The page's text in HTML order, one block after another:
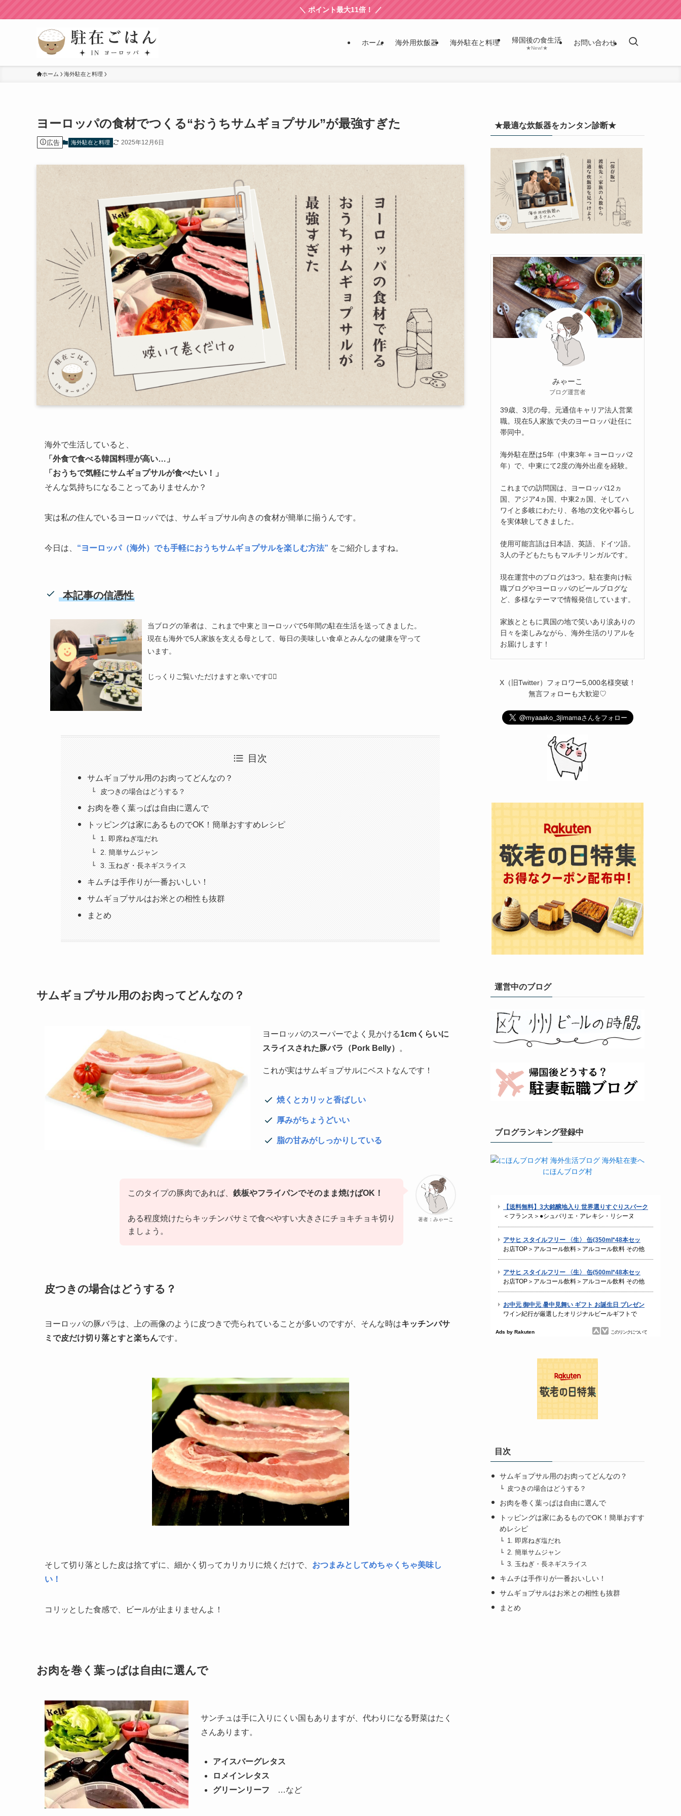
＼ ポイント最大11倍！ ／
ホーム 海外用炊飯器 海外駐在と料理 帰国後の食生活
★New!★
お問い合わせ
ホーム 海外駐在と料理
ヨーロッパの食材でつくる“おうちサムギョプサル”が最強すぎた
広告 海外駐在と料理 2025年12月6日
海外で生活していると、
「外食で食べる韓国料理が高い…」
「おうちで気軽にサムギョプサルが食べたい！」
そんな気持ちになることってありませんか？
実は私の住んでいるヨーロッパでは、サムギョプサル向きの食材が簡単に揃うんです。
今日は、 “ヨーロッパ（海外）でも手軽におうちサムギョプサルを楽しむ方法” をご紹介しますね。
本記事の信憑性
当ブログの筆者は、これまで中東とヨーロッパで5年間の駐在生活を送ってきました。
現在も海外で5人家族を支える母として、毎日の美味しい食卓とみんなの健康を守って
います。
じっくりご覧いただけますと幸いです🙇‍♀️
目次
サムギョプサル用のお肉ってどんなの？
皮つきの場合はどうする？
お肉を巻く葉っぱは自由に選んで
トッピングは家にあるものでOK！簡単おすすめレシピ
1. 即席ねぎ塩だれ
2. 簡単サムジャン
3. 玉ねぎ・長ネギスライス
キムチは手作りが一番おいしい！
サムギョプサルはお米との相性も抜群
まとめ
サムギョプサル用のお肉ってどんなの？
ヨーロッパのスーパーでよく見かける1cmくらいに
スライスされた豚バラ（Pork Belly） 。
これが実はサムギョプサルにベストなんです！
焼くとカリッと香ばしい
厚みがちょうどいい
脂の甘みがしっかりしている
著者：みゃーこ
このタイプの豚肉であれば、 鉄板やフライパンでそのまま焼けばOK！
ある程度焼けたらキッチンバサミで食べやすい大きさにチョキチョキ切り
ましょう。
皮つきの場合はどうする？
ヨーロッパの豚バラは、上の画像のように皮つきで売られていることが多いのですが、そんな時はキッチンバサ
ミで皮だけ切り落とすと楽ちんです。
そして切り落とした皮は捨てずに、細かく切ってカリカリに焼くだけで、 おつまみとしてめちゃくちゃ美味し
い！
コリッとした食感で、ビールが止まりませんよ！
お肉を巻く葉っぱは自由に選んで
サンチュは手に入りにくい国もありますが、代わりになる野菜はたく
さんあります。
アイスバーグレタス
ロメインレタス
グリーンリーフ …など
★最適な炊飯器をカンタン診断★
みゃーこ
ブログ運営者
39歳、3児の母。元通信キャリア法人営業
職。現在5人家族で夫のヨーロッパ赴任に
帯同中。
海外駐在歴は5年（中東3年＋ヨーロッパ2
年）で、中東にて2度の海外出産を経験。
これまでの訪問国は、ヨーロッパ12ヵ
国、アジア4ヵ国、中東2ヵ国、そしてハ
ワイと多岐にわたり、各地の文化や暮らし
を実体験してきました。
使用可能言語は日本語、英語、ドイツ語。
3人の子どもたちもマルチリンガルです。
現在運営中のブログは3つ。駐在妻向け転
職ブログやヨーロッパのビールブログな
ど、多様なテーマで情報発信しています。
家族とともに異国の地で笑いあり涙ありの
日々を楽しみながら、海外生活のリアルを
お届けします！
X（旧Twitter）フォロワー5,000名様突破！
無言フォローも大歓迎♡
運営中のブログ
ブログランキング登録中
にほんブログ村
目次
サムギョプサル用のお肉ってどんなの？
皮つきの場合はどうする？
お肉を巻く葉っぱは自由に選んで
トッピングは家にあるものでOK！簡単おすす
めレシピ
1. 即席ねぎ塩だれ
2. 簡単サムジャン
3. 玉ねぎ・長ネギスライス
キムチは手作りが一番おいしい！
サムギョプサルはお米との相性も抜群
まとめ